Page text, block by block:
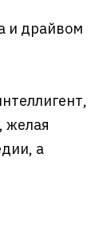
и драйвом
желая
а